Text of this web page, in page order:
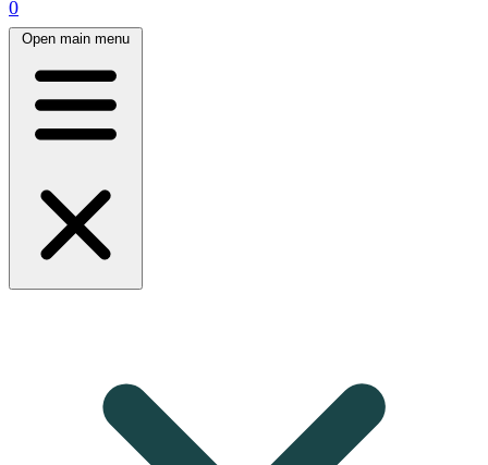
0
Open main menu